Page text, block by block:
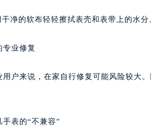
净的软布轻轻擦拭表壳和表带上的水
专业修复
用户来说，在家自行修复可能风险较大
表的“不兼容”